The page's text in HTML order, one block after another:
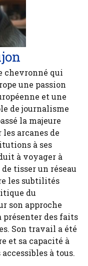
chevronné qui
une passion
et une
de journalisme
la majeure
arcanes de
à ses
à voyager à
tisser un réseau
les subtilités
du
son approche
présenter des faits
Son travail a été
et sa capacité à
à tous.